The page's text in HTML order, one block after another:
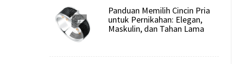
5
Panduan Memilih Cincin Pria
untuk Pernikahan: Elegan,
Maskulin, dan Tahan Lama